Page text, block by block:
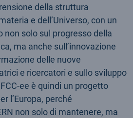
della struttura
e dell’Universo, con un
solo sul progresso della
ma anche sull’innovazione
delle nuove
e ricercatori e sullo sviluppo
è quindi un progetto
l’Europa, perché
non solo di mantenere, ma